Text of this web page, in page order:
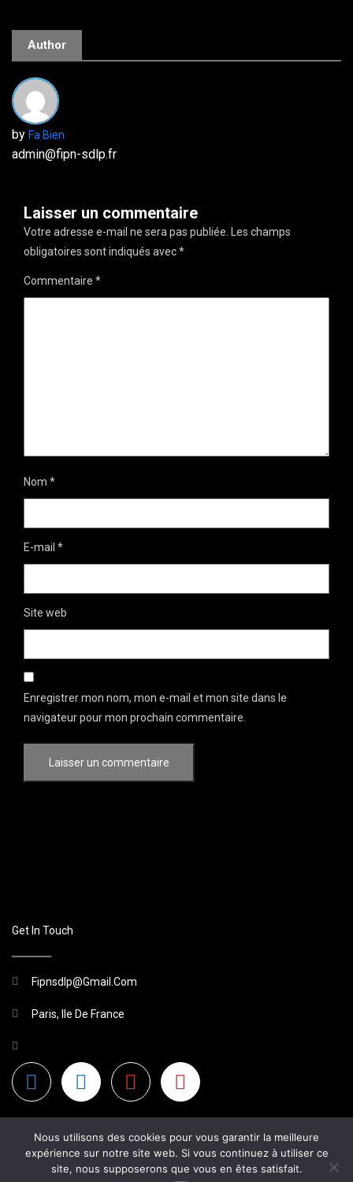
Author
by Fa Bien
admin@fipn-sdlp.fr
Laisser un commentaire
Votre adresse e-mail ne sera pas publiée. Les champs
obligatoires sont indiqués avec*
Commentaire *
Nom *
E-mail *
Site web
Enregistrer mon nom, mon e-mail et mon site dans le
navigateur pour mon prochain commentaire.
Get In Touch
Fipnsdlp@gmail.com
Paris, Ile De France
Nous utilisons des cookies pour vous garantir la meilleure
expérience sur notre site web. Si vous continuez à utiliser ce
site, nous supposerons que vous en êtes satisfait.